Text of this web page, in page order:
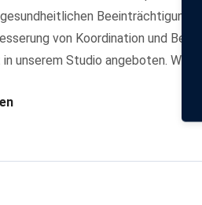
von Koordination und
unserem Studio angeboten.